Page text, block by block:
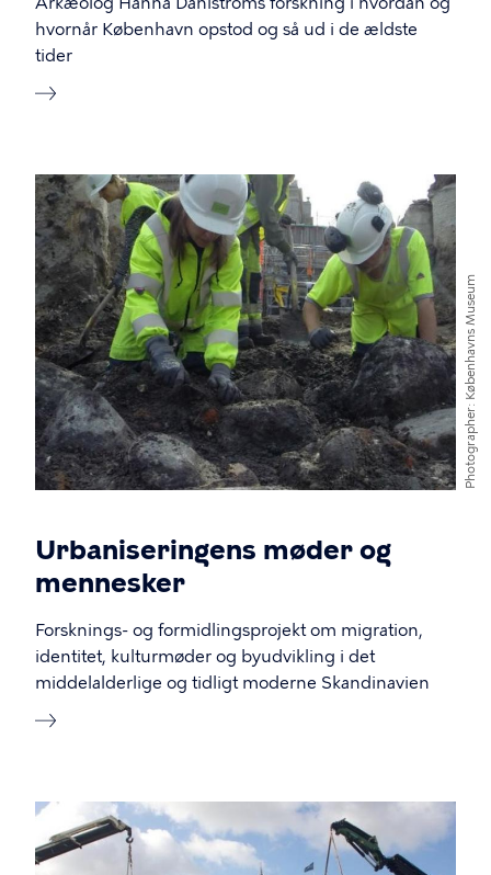
hvornår København opstod og så ud i de ældste
tider
Image
Photographer
Københavns Museum
Urbaniseringens møder og
mennesker
Forsknings- og formidlingsprojekt om migration,
identitet, kulturmøder og byudvikling i det
middelalderlige og tidligt moderne Skandinavien
Image